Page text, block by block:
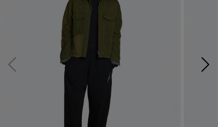
サマー 26 コレクション
サマー 26 コレクションLOOK
日本限定モデル
スノーグース
メイドインジャパンTシャツ
アウターウェア
サマー 26 コレクション
サマー 26 コレクションLOOK
日本限定モデル
スノーグース
メイドインジャパンTシャツ
アウターウェア
コレクション
品の価値を受け継いでいきます。
アーカイブの希少なピースもご覧いただけます。
詳しく見る
下取り申請